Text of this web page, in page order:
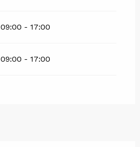
09:00 - 17:00
09:00 - 17:00